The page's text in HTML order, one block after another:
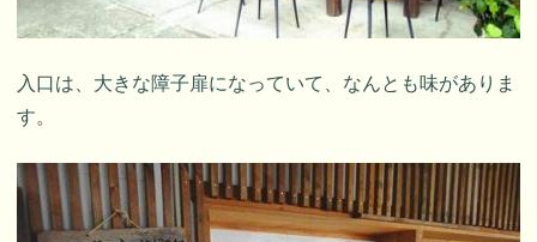
入口は、大きな障子扉になっていて、なんとも味がありま
す。